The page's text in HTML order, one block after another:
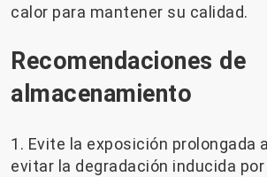
calor para mantener su calidad.
Recomendaciones de
almacenamiento
1. Evite la exposición prolongada
evitar la degradación inducida por